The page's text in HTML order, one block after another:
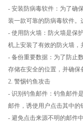
- 安装防病毒软件：为了确
装一款可靠的防病毒软件。
- 使用防火墙：防火墙是保
机上安装了有效的防火墙，
- 备份重要数据：为了防止
存储在安全的位置，并确保
2. 警惕钓鱼攻击
- 识别钓鱼邮件：钓鱼邮件
邮件，诱使用户点击其中的
- 避免点击来源不明的邮件